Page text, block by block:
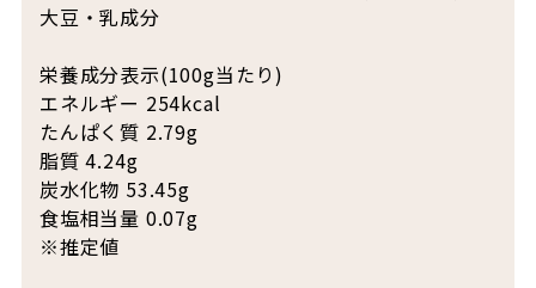
大豆・乳成分
栄養成分表示(100g当たり)
エネルギー 254kcal
たんぱく質 2.79g
脂質 4.24g
炭水化物 53.45g
食塩相当量 0.07g
※推定値